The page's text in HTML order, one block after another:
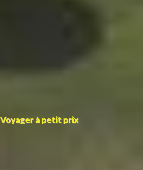
Voyager à petit prix